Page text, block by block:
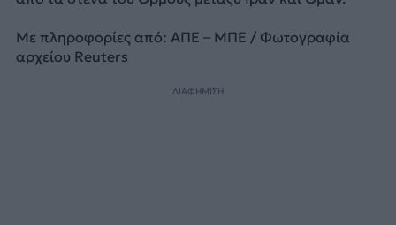
Με πληροφορίες από: ΑΠΕ – ΜΠΕ / Φωτογραφία
αρχείου Reuters
ΔΙΑΦΗΜΙΣΗ